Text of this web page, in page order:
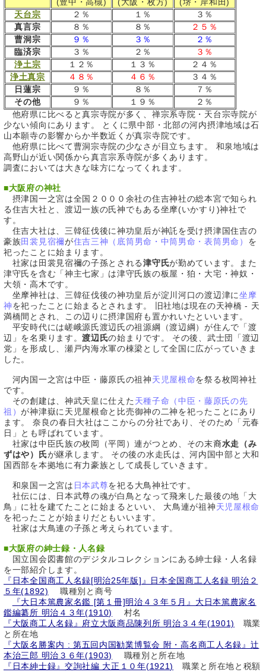
天台宗
２％ １％
３％
真言宗
８％ ８％
２５％
曹洞宗
９％ ３％
２％
臨済宗
３％ ２％
３％
浄土宗
１２％ １３％
２４％
浄土真宗
４８％ ４６％
３４％
日蓮宗
９％ ８％
７％
その他
９％ １９％
２％
他府県に比べると真宗寺院が多く、禅宗系寺院・天台宗寺院が
少ない傾向にあります。 とくに県中部・北部の河内摂津地域は石
山本願寺の影響からか半数近くが真宗寺院です。
他府県に比べて曹洞宗寺院の少なさが目立ちます。 和泉地域は
高野山が近い関係から真言宗系寺院が多くあります。
調査においては大きな味方になってくれます。
■大阪府の神社
摂津国一之宮は全国２０００余社の住吉神社の総本宮で知られ
る住吉大社と、渡辺一族の氏神でもある坐摩(いかすり)神社で
す。
住吉大社は、三韓征伐後に神功皇后が神託を受け摂津国住吉の
豪族田裳見宿禰が住吉三神（底筒男命・中筒男命・表筒男命） を
祀ったことに始まります。
社家は田裳見宿禰の子孫とされる津守氏が勤めています。また
津守氏を含む「神主七家」は津守氏族の板屋・狛・大宅・神奴・
大領・高木です。
坐摩神社は、三韓征伐後の神功皇后が淀川河口の渡辺津に坐摩
神を祀ったことに始まるとされます。 旧社地は現在の天神橋 - 天
満橋間とされ、この辺りに摂津国府も置かれいたといいます。
平安時代には嵯峨源氏渡辺氏の祖源綱（渡辺綱）が住んで「渡
辺」を名乗ります。渡辺氏の始まりです。 その後、武士団「渡辺
党」を形成し、瀬戸内海水軍の棟梁として全国に広がっていきま
した。
河内国一之宮は中臣・藤原氏の祖神天児屋根命を祭る枚岡神社
です。
その創建は、神武天皇に仕えた 天種子命（中臣・藤原氏の先
祖）が神津嶽に天児屋根命と比売御神の二神を祀ったことにあり
ます。 奈良の春日大社はここからの分社であり、そのため「元春
日」とも呼ばれています。
社家は中臣氏族の枚岡（平岡）連がつとめ、その末裔水走（み
ずはや）氏が継承します。 その後の水走氏は、河内国中部と大和
国西部を本拠地に有力豪族として成長していきます。
和泉国一之宮は 日本武尊を祀る大鳥神社です。
社伝には、日本武尊の魂が白鳥となって飛来した最後の地「大
鳥」に社を建てたことに始まるといい、 大鳥連が祖神天児屋根命
を祀ったことが始まりだともいいます。
社家は大鳥連の子孫と考えられています。
■大阪府の紳士録・人名録
国立国会図書館のデジタルコレクションにある紳士録・人名録
を一部紹介します。
『日本全国商工人名録[明治25年版]』日本全国商工人名録 明治２
５年(1892)
職種別と商号
『大日本篤農家名鑑 [第１冊]明治４３年５月』大日本篤農家名
鑑編纂所 明治４３年(1910)
村名
『大阪商工人名録』府立大阪商品陳列所 明治３４年(1901)
職業
と所在地
『大阪名勝案内 : 第五回内国勧業博覧会 附・高名商工人名録』辻
本治三郎 明治３６年(1903)
職種別と所在地
『日本紳士録』交詢社編 大正１０年(1921)
職業と所在地と税額